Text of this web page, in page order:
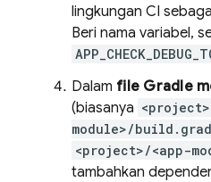
lingkungan CI
Beri nama variabel,
Dalam file Gradle
(biasanya
module>/
<project>/<app-
tambahkan